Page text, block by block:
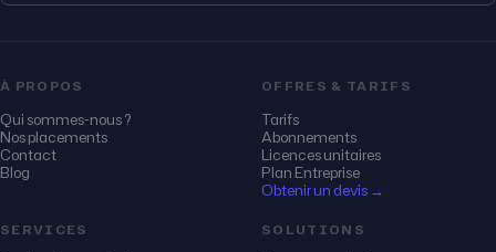
À PROPOS
Qui sommes-nous ?
Nos placements
Contact
Blog
OFFRES & TARIFS
Tarifs
Abonnements
Licences unitaires
Plan Entreprise
Obtenir un devis →
SERVICES SOLUTIONS